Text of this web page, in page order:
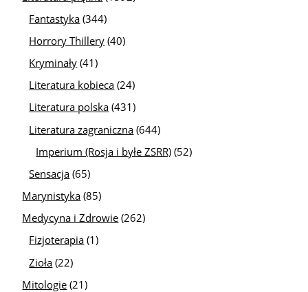
Fantastyka (344)
Horrory Thillery (40)
Kryminały (41)
Literatura kobieca (24)
Literatura polska (431)
Literatura zagraniczna (644)
Imperium (Rosja i byłe ZSRR) (52)
Sensacja (65)
Marynistyka (85)
Medycyna i Zdrowie (262)
Fizjoterapia (1)
Zioła (22)
Mitologie (21)